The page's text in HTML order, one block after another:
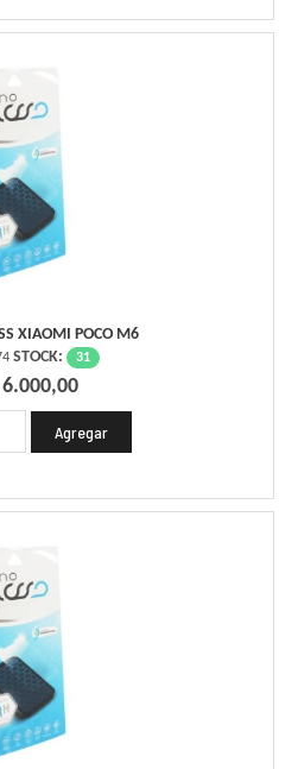
XIAOMI POCO M6
STOCK: 31
6.000,00